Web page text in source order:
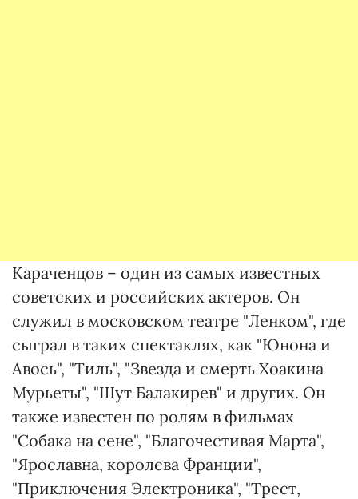
Караченцов – один из самых известных
советских и российских актеров. Он
служил в московском театре "Ленком", где
сыграл в таких спектаклях, как "Юнона и
Авось", "Тиль", "Звезда и смерть Хоакина
Мурьеты", "Шут Балакирев" и других. Он
также известен по ролям в фильмах
"Собака на сене", "Благочестивая Марта",
"Ярославна, королева Франции",
"Приключения Электроника", "Трест,